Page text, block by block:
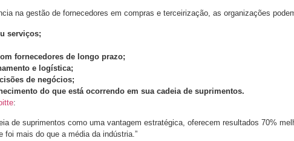
na gestão de fornecedores em compras e terceirização, as organizações
serviços;
fornecedores de longo prazo;
e logística;
de negócios;
do que está ocorrendo em sua cadeia de suprimentos.
:
de suprimentos como uma vantagem estratégica, oferecem resultados 70%
foi mais do que a média da indústria.”